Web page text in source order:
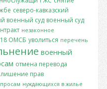
северо-кавказский
военный суд военный суд
незаконное
18 ОМСБ уволиться перечень
военный
отмена перевода
лишение прав
нуждающихся в жилье